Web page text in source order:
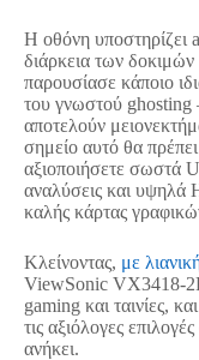
Η οθόνη υποστηρίζει
διάρκεια των
παρουσίασε κάποιο
του γνωστού
αποτελούν
σημείο αυτό θα
αξιοποιήσετε σωστά
αναλύσεις και υψηλά
καλής κάρτας
Κλείνοντας, με
ViewSonic VX3418-
gaming και ταινίες,
τις αξιόλογες
ανήκει.